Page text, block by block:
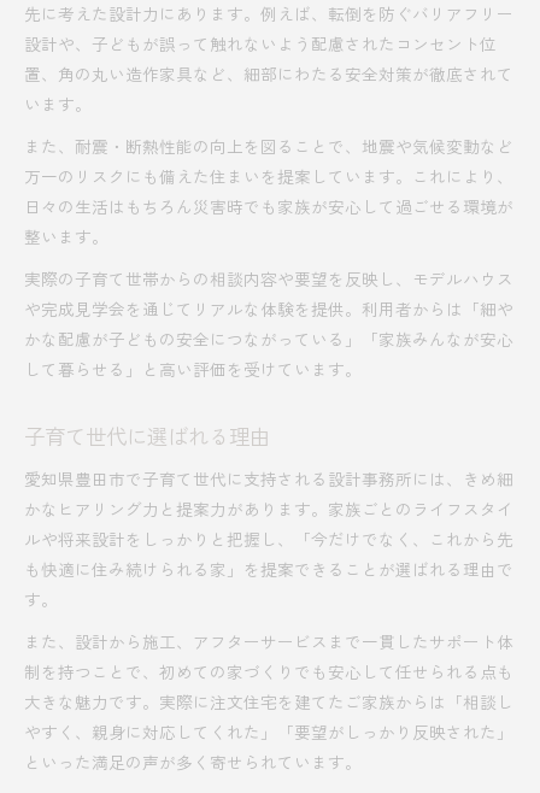
先に考えた設計力にあります。例えば、転倒を防ぐバリアフリー
設計や、子どもが誤って触れないよう配慮されたコンセント位
置、角の丸い造作家具など、細部にわたる安全対策が徹底されて
います。
また、耐震・断熱性能の向上を図ることで、地震や気候変動など
万一のリスクにも備えた住まいを提案しています。これにより、
日々の生活はもちろん災害時でも家族が安心して過ごせる環境が
整います。
実際の子育て世帯からの相談内容や要望を反映し、モデルハウス
や完成見学会を通じてリアルな体験を提供。利用者からは「細や
かな配慮が子どもの安全につながっている」「家族みんなが安心
して暮らせる」と高い評価を受けています。
子育て世代に選ばれる理由
愛知県豊田市で子育て世代に支持される設計事務所には、きめ細
かなヒアリング力と提案力があります。家族ごとのライフスタイ
ルや将来設計をしっかりと把握し、「今だけでなく、これから先
も快適に住み続けられる家」を提案できることが選ばれる理由で
す。
また、設計から施工、アフターサービスまで一貫したサポート体
制を持つことで、初めての家づくりでも安心して任せられる点も
大きな魅力です。実際に注文住宅を建てたご家族からは「相談し
やすく、親身に対応してくれた」「要望がしっかり反映された」
といった満足の声が多く寄せられています。